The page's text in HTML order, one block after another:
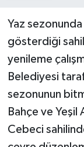
Yaz
gösterdiği sahil
yenileme
Belediyesi
sezonunun
Bahçe ve Yeşil
Cebeci